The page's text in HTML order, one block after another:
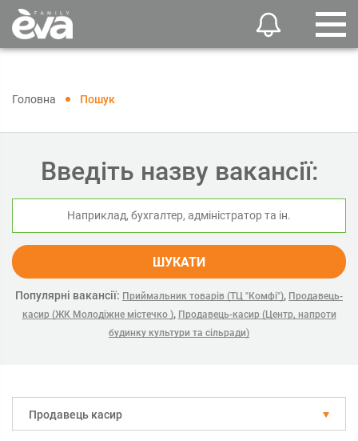
Головна Пошук
Введіть назву вакансії:
ШУКАТИ
Популярні вакансії: Приймальник товарів (ТЦ "Комфі"), Продавець-
касир (ЖК Молодіжне містечко ), Продавець-касир (Центр, напроти
будинку культури та сільради)
Продавець касир